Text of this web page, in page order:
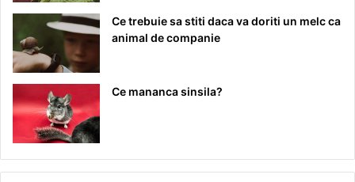
Ce trebuie sa stiti daca va doriti un melc ca
animal de companie
Ce mananca sinsila?